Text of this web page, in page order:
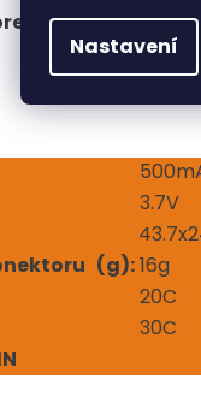
Nastavení
těchto baterií
3.7V
(g):16g
20C
30C